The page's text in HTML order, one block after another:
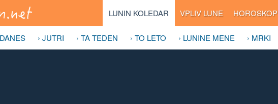
LUNIN KOLEDAR VPLIV LUNE HOROSKOP
› JUTRI › TA TEDEN › TO LETO › LUNINE MENE › MRKI